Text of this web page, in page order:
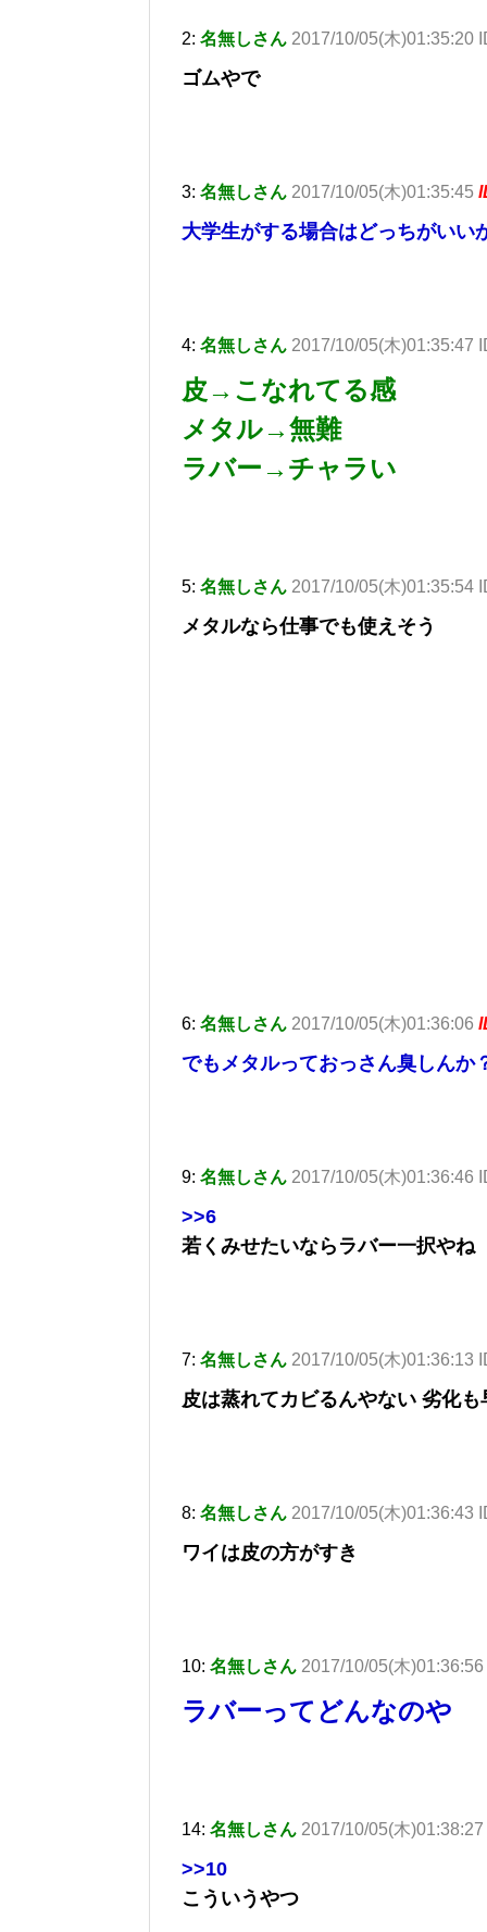
2: 名無しさん 2017/10/05(木)01:35:20
ゴムやで
3: 名無しさん 2017/10/05(木)01:35:45
大学生がする場合はどっちがいい
4: 名無しさん 2017/10/05(木)01:35:47
皮→こなれてる感
メタル→無難
ラバー→チャラい
5: 名無しさん 2017/10/05(木)01:35:54
メタルなら仕事でも使えそう
6: 名無しさん 2017/10/05(木)01:36:06
でもメタルっておっさん臭しんか
9: 名無しさん 2017/10/05(木)01:36:46
>>6
若くみせたいならラバー一択やね
7: 名無しさん 2017/10/05(木)01:36:13
皮は蒸れてカビるんやない 劣化も
8: 名無しさん 2017/10/05(木)01:36:43
ワイは皮の方がすき
10: 名無しさん 2017/10/05(木)01:36:56
ラバーってどんなのや
14: 名無しさん 2017/10/05(木
>>10
こういうやつ